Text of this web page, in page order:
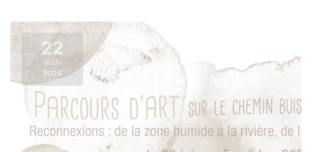
22
JUIN
2024